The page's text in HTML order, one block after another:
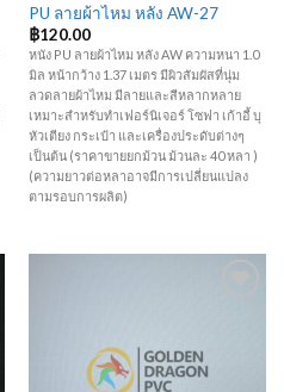
PU ลายผ้าไหม หลัง AW-27
฿120.00
หนัง PU ลายผ้าไหม หลัง AW ความหนา 1.0
มิล หน้ากว้าง 1.37 เมตร มีผิวสัมผัสที่นุ่ม
ลวดลายผ้าไหม มีลายและสีหลากหลาย
เหมาะสำหรับทำเฟอร์นิเจอร์ โซฟา เก้าอี้ บุ
หัวเตียง กระเป๋า และเครื่องประดับต่างๆ
เป็นต้น (ราคาขายยกม้วน ม้วนละ 40 หลา )
(ความยาวต่อหลาอาจมีการเปลี่ยนแปลง
ตามรอบการผลิต)
Wishlist